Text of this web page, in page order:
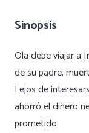
Sinopsis
Ola debe viajar a
de su padre,
Lejos de
ahorró el dinero
prometido.